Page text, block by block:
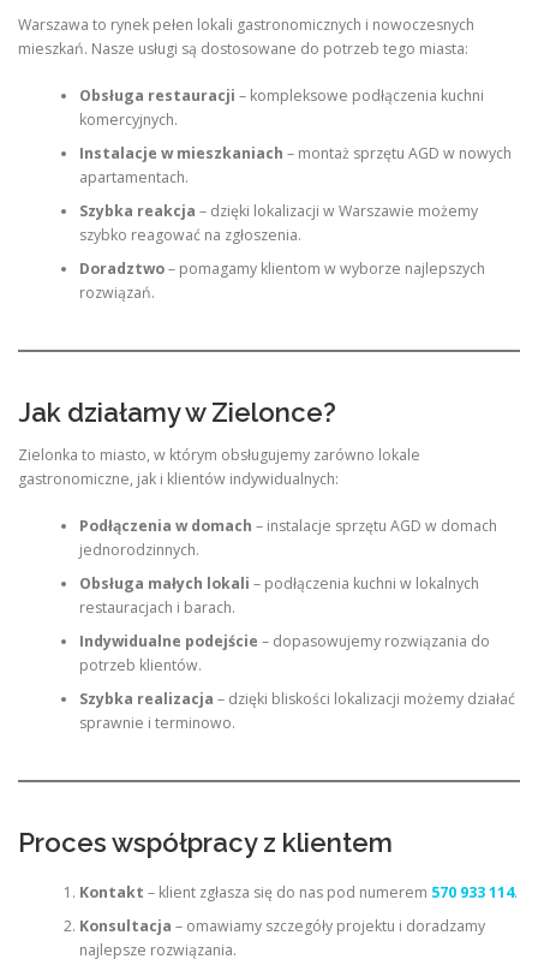
Warszawa to rynek pełen lokali gastronomicznych i nowoczesnych
mieszkań. Nasze usługi są dostosowane do potrzeb tego miasta:
Obsługa restauracji – kompleksowe podłączenia kuchni
komercyjnych.
Instalacje w mieszkaniach – montaż sprzętu AGD w nowych
apartamentach.
Szybka reakcja – dzięki lokalizacji w Warszawie możemy
szybko reagować na zgłoszenia.
Doradztwo– pomagamy klientom w wyborze najlepszych
rozwiązań.
Jak działamy w Zielonce?
Zielonka to miasto, w którym obsługujemy zarówno lokale
gastronomiczne, jak i klientów indywidualnych:
Podłączenia w domach – instalacje sprzętu AGD w domach
jednorodzinnych.
Obsługa małych lokali – podłączenia kuchni w lokalnych
restauracjach i barach.
Indywidualne podejście – dopasowujemy rozwiązania do
potrzeb klientów.
Szybka realizacja – dzięki bliskości lokalizacji możemy działać
sprawnie i terminowo.
Proces współpracy z klientem
Kontakt – klient zgłasza się do nas pod numerem 570 933 114.
Konsultacja – omawiamy szczegóły projektu i doradzamy
najlepsze rozwiązania.